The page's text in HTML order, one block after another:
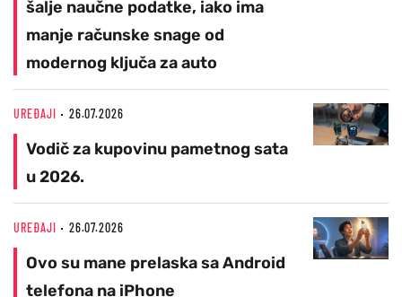
šalje naučne podatke, iako ima
manje računske snage od
modernog ključa za auto
UREĐAJI 26.07.2026
Vodič za kupovinu pametnog sata
u 2026.
UREĐAJI 26.07.2026
Ovo su mane prelaska sa Android
telefona na iPhone